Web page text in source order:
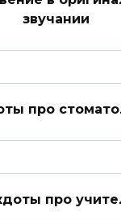
звучании
про
про